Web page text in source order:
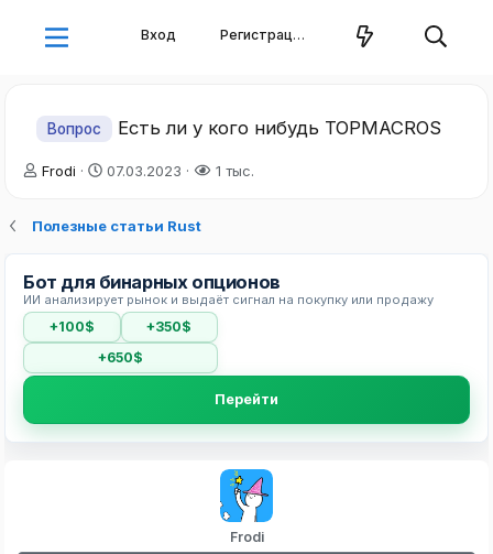
Вход Регистрация
Вопрос Есть ли у кого нибудь TOPMACROS
А
о
е
м
ы
Frodi
Д
а
ч
а
а
07.03.2023 1 тыс.
Полезные статьи Rust
Бот для бинарных опционов
ИИ анализирует рынок и выдаёт сигнал на покупку или продажу
+100$
+350$
+650$
Перейти
Frodi